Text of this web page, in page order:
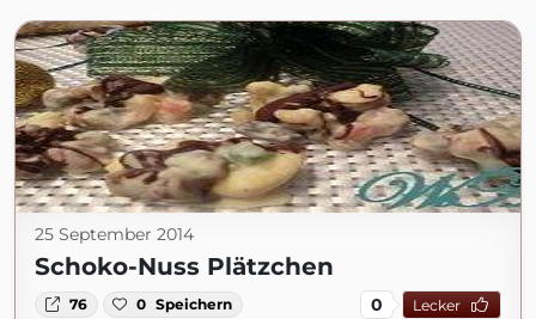
25 September 2014
Schoko-Nuss Plätzchen
76 0 Speichern 0 Lecker